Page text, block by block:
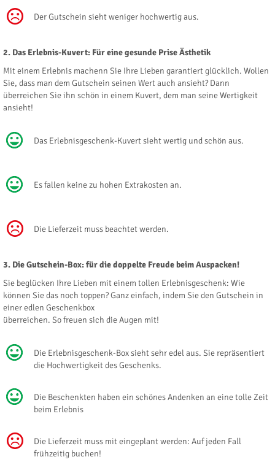
Der Gutschein sieht weniger hochwertig aus.
2. Das Erlebnis-Kuvert: Für eine gesunde Prise Ästhetik
Mit einem Erlebnis machenn Sie Ihre Lieben garantiert glücklich. Wollen
Sie, dass man dem Gutschein seinen Wert auch ansieht? Dann
überreichen Sie ihn schön in einem Kuvert, dem man seine Wertigkeit
ansieht!
Das Erlebnisgeschenk-Kuvert sieht wertig und schön aus.
Es fallen keine zu hohen Extrakosten an.
Die Lieferzeit muss beachtet werden.
3. Die Gutschein-Box: für die doppelte Freude beim Auspacken!
Sie beglücken Ihre Lieben mit einem tollen Erlebnisgeschenk: Wie
können Sie das noch toppen? Ganz einfach, indem Sie den Gutschein in
einer edlen Geschenkbox
überreichen. So freuen sich die Augen mit!
Die Erlebnisgeschenk-Box sieht sehr edel aus. Sie repräsentiert
die Hochwertigkeit des Geschenks.
Die Beschenkten haben ein schönes Andenken an eine tolle Zeit
beim Erlebnis
Die Lieferzeit muss mit eingeplant werden: Auf jeden Fall
frühzeitig buchen!